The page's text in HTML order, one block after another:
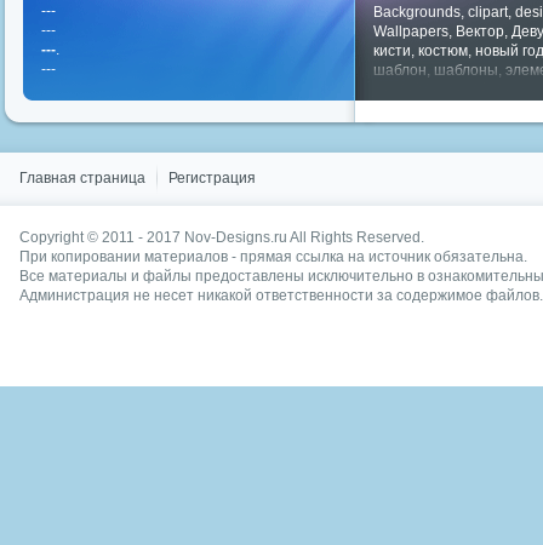
Backgrounds, clipart,
Wallpapers, Вектор,
кисти, костюм, новый год
шаблон, шаблоны,
---
---
---.
---
Главная страница Регистрация
Copyright © 2011 - 2017 Nov-Designs.ru All Rights Reserved.
При копировании материалов - прямая ссылка на источник обязательна.
Все материалы и файлы предоставлены исключительно в
Администрация не несет никакой ответственности за содержимое файлов.